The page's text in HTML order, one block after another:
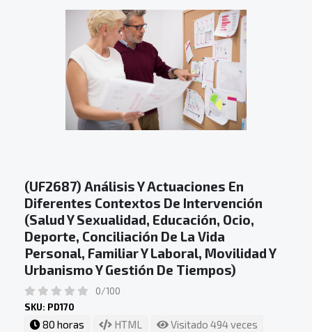
(UF2687) Análisis Y Actuaciones En
Diferentes Contextos De Intervención
(Salud Y Sexualidad, Educación, Ocio,
Deporte, Conciliación De La Vida
Personal, Familiar Y Laboral, Movilidad Y
Urbanismo Y Gestión De Tiempos)
0/100
SKU: PD170
80 horas HTML Visitado 494 veces